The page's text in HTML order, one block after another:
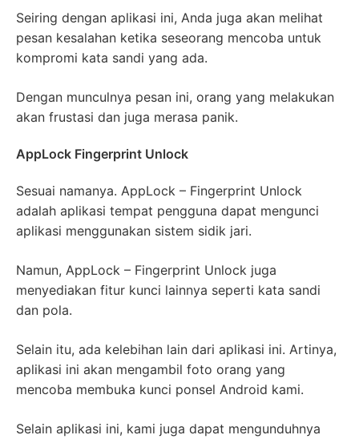
Seiring dengan aplikasi ini, Anda juga akan melihat
pesan kesalahan ketika seseorang mencoba untuk
kompromi kata sandi yang ada.
Dengan munculnya pesan ini, orang yang melakukan
akan frustasi dan juga merasa panik.
AppLock Fingerprint Unlock
Sesuai namanya. AppLock – Fingerprint Unlock
adalah aplikasi tempat pengguna dapat mengunci
aplikasi menggunakan sistem sidik jari.
Namun, AppLock – Fingerprint Unlock juga
menyediakan fitur kunci lainnya seperti kata sandi
dan pola.
Selain itu, ada kelebihan lain dari aplikasi ini. Artinya,
aplikasi ini akan mengambil foto orang yang
mencoba membuka kunci ponsel Android kami.
Selain aplikasi ini, kami juga dapat mengunduhnya